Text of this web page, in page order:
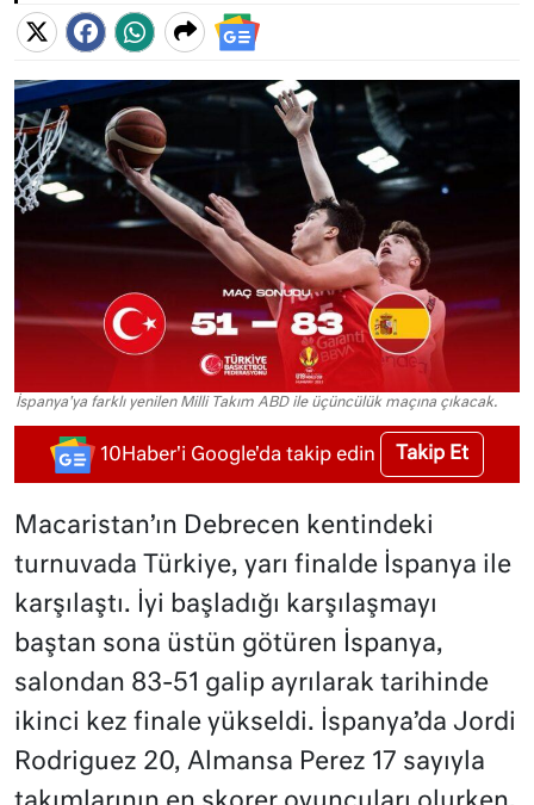
İspanya'ya farklı yenilen Milli Takım ABD ile üçüncülük maçına çıkacak.
10Haber'i Google'da takip edin Takip Et
Macaristan’ın Debrecen kentindeki
turnuvada Türkiye, yarı finalde İspanya ile
karşılaştı. İyi başladığı karşılaşmayı
baştan sona üstün götüren İspanya,
salondan 83-51 galip ayrılarak tarihinde
ikinci kez finale yükseldi. İspanya’da Jordi
Rodriguez 20, Almansa Perez 17 sayıyla